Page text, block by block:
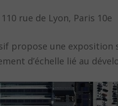
110 rue de Lyon, Paris 10e
propose une exposition
d’échelle lié au